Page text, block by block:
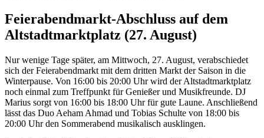
Feierabendmarkt-Abschluss auf dem
Altstadtmarktplatz (27. August)
Nur wenige Tage später, am Mittwoch, 27. August, verabschiedet
sich der Feierabendmarkt mit dem dritten Markt der Saison in die
Winterpause. Von 16:00 bis 20:00 Uhr wird der Altstadtmarktplatz
noch einmal zum Treffpunkt für Genießer und Musikfreunde. DJ
Marius sorgt von 16:00 bis 18:00 Uhr für gute Laune. Anschließend
lässt das Duo Aeham Ahmad und Tobias Schulte von 18:00 bis
20:00 Uhr den Sommerabend musikalisch ausklingen.